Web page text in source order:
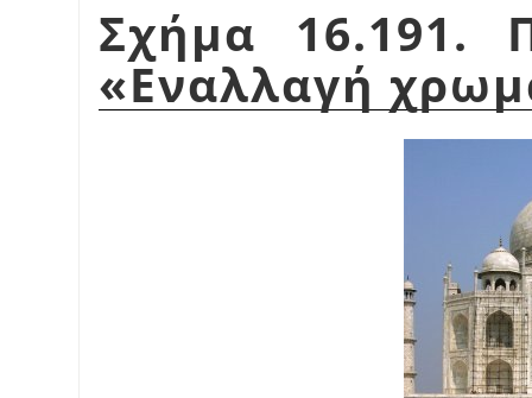
Σχήμα 16.191.
«Εναλλαγή